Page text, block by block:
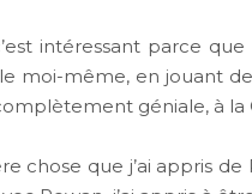
intéressant parce
moi-même, en jouant
géniale, à la
chose que j’ai appris